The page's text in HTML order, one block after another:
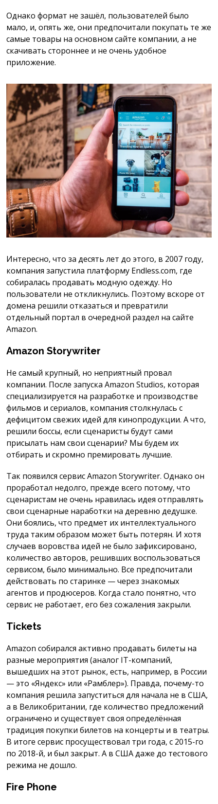
Однако формат не зашёл, пользователей было
мало, и, опять же, они предпочитали покупать те же
самые товары на основном сайте компании, а не
скачивать стороннее и не очень удобное
приложение.
Интересно, что за десять лет до этого, в 2007 году,
компания запустила платформу Endless.com, где
собиралась продавать модную одежду. Но
пользователи не откликнулись. Поэтому вскоре от
домена решили отказаться и превратили
отдельный портал в очередной раздел на сайте
Amazon.
Amazon Storywriter
Не самый крупный, но неприятный провал
компании. После запуска Amazon Studios, которая
специализируется на разработке и производстве
фильмов и сериалов, компания столкнулась с
дефицитом свежих идей для кинопродукции. А что,
решили боссы, если сценаристы будут сами
присылать нам свои сценарии? Мы будем их
отбирать и скромно премировать лучшие.
Так появился сервис Amazon Storywriter. Однако он
проработал недолго, прежде всего потому, что
сценаристам не очень нравилась идея отправлять
свои сценарные наработки на деревню дедушке.
Они боялись, что предмет их интеллектуального
труда таким образом может быть потерян. И хотя
случаев воровства идей не было зафиксировано,
количество авторов, решивших воспользоваться
сервисом, было минимально. Все предпочитали
действовать по старинке — через знакомых
агентов и продюсеров. Когда стало понятно, что
сервис не работает, его без сожаления закрыли.
Tickets
Amazon собирался активно продавать билеты на
разные мероприятия (аналог IT-компаний,
вышедших на этот рынок, есть, например, в России
— это «Яндекс» или «Рамблер»). Правда, почему-то
компания решила запуститься для начала не в США,
а в Великобритании, где количество предложений
ограничено и существует своя определённая
традиция покупки билетов на концерты и в театры.
В итоге сервис просуществовал три года, с 2015-го
по 2018-й, и был закрыт. А в США даже до тестового
режима не дошло.
Fire Phone